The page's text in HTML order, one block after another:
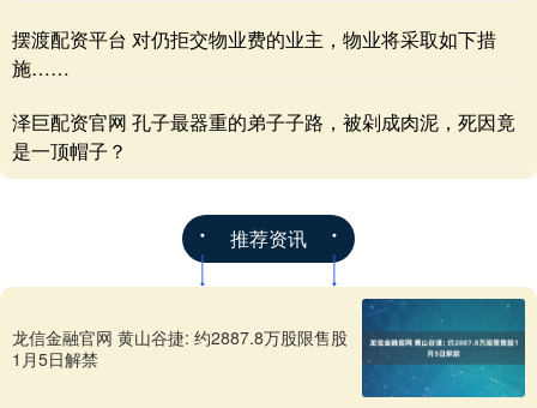
摆渡配资平台 对仍拒交物业费的业主，物业将采取如下措
施……
泽巨配资官网 孔子最器重的弟子子路，被剁成肉泥，死因竟
是一顶帽子？
推荐资讯
龙信金融官网 黄山谷捷: 约2887.8万股限售股
1月5日解禁